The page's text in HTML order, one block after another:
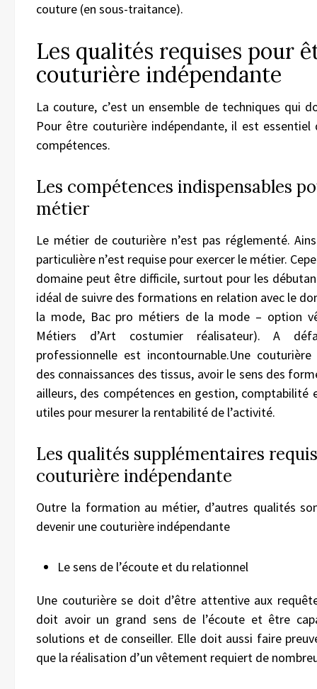
couture (en sous-traitance).
Les qualités requises pour
couturière indépendante
La couture, c’est un ensemble de techniques qui
Pour être couturière indépendante, il est essentiel
compétences.
Les compétences indispensables
métier
Le métier de couturière n’est pas réglementé.
particulière n’est requise pour exercer le métier.
domaine peut être difficile, surtout pour les
idéal de suivre des formations en relation avec le
la mode, Bac pro métiers de la mode – option
Métiers d’Art costumier réalisateur). A
professionnelle est incontournable.Une
des connaissances des tissus, avoir le sens des
ailleurs, des compétences en gestion, comptabilité
utiles pour mesurer la rentabilité de l’activité.
Les qualités supplémentaires
couturière indépendante
Outre la formation au métier, d’autres qualités
devenir une couturière indépendante
Le sens de l’écoute et du relationnel
Une couturière se doit d’être attentive aux
doit avoir un grand sens de l’écoute et être
solutions et de conseiller. Elle doit aussi faire
que la réalisation d’un vêtement requiert de